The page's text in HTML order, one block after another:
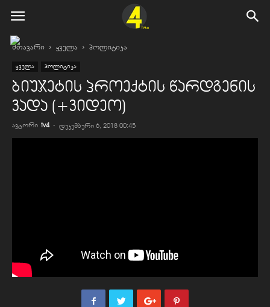
მთავარი ყველა პოლიტიკა
ყველა პოლიტიკა
ბიუჯეტის პროექტის წარდგენის
ვადა (+ვიდეო)
ავტორი tv4 - დეკემბერი 6, 2018 00:45